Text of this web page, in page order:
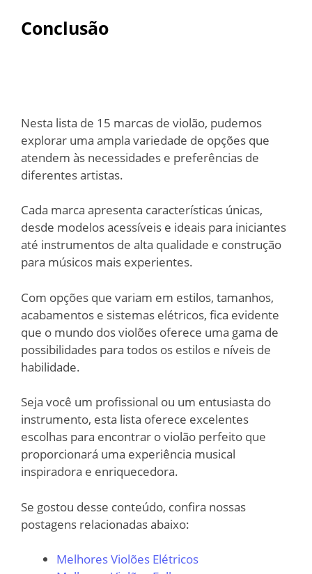
Conclusão
Nesta lista de 15 marcas de violão, pudemos
explorar uma ampla variedade de opções que
atendem às necessidades e preferências de
diferentes artistas.
Cada marca apresenta características únicas,
desde modelos acessíveis e ideais para iniciantes
até instrumentos de alta qualidade e construção
para músicos mais experientes.
Com opções que variam em estilos, tamanhos,
acabamentos e sistemas elétricos, fica evidente
que o mundo dos violões oferece uma gama de
possibilidades para todos os estilos e níveis de
habilidade.
Seja você um profissional ou um entusiasta do
instrumento, esta lista oferece excelentes
escolhas para encontrar o violão perfeito que
proporcionará uma experiência musical
inspiradora e enriquecedora.
Se gostou desse conteúdo, confira nossas
postagens relacionadas abaixo:
Melhores Violões Elétricos